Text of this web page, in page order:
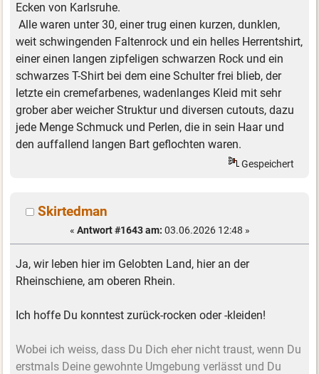
Ecken von Karlsruhe.
Alle waren unter 30, einer trug einen kurzen, dunklen,
weit schwingenden Faltenrock und ein helles Herrentshirt,
einer einen langen zipfeligen schwarzen Rock und ein
schwarzes T-Shirt bei dem eine Schulter frei blieb, der
letzte ein cremefarbenes, wadenlanges Kleid mit sehr
grober aber weicher Struktur und diversen cutouts, dazu
jede Menge Schmuck und Perlen, die in sein Haar und
den auffallend langen Bart geflochten waren.
Gespeichert
Skirtedman
« Antwort #1643 am: 03.06.2026 12:48 »
Ja, wir leben hier im Gelobten Land, hier an der
Rheinschiene, am oberen Rhein.
Ich hoffe Du konntest zurück-rocken oder -kleiden!
Wobei ich weiss, dass Du Dich eher nicht traust, wenn Du
erstmals Deine gewohnte Umgebung verlässt und Du